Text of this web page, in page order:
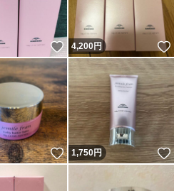
いいね！
4,200円
いいね！
1,750円